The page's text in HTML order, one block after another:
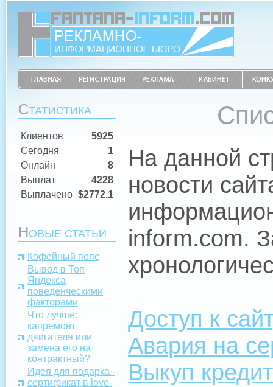
СТАТИСТИКА
Клиентов
5925
Сегодня
1
Онлайн
8
Выплат
4228
Выплачено $2772.1
НОВЫЕ СТАТЬИ
Кофейный пояс
Вывод в Топ
Яндекса
поведенческими
факторами
Что лучше:
капремонт
двигателя или
замена его на
контрактный?
Идея для подарка -
сертификат в love-
На данной
новости
inform.com.
Доступ к
Авария на
Выкуп